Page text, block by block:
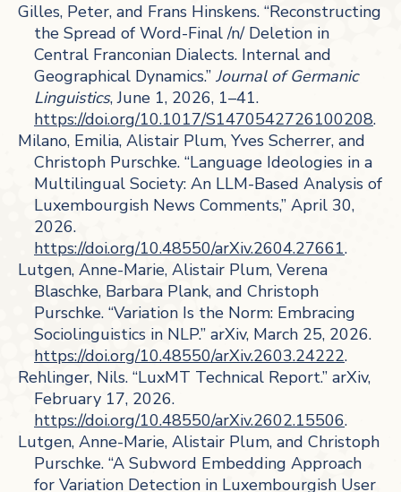
Gilles, Peter, and Frans Hinskens. “Reconstructing
the Spread of Word-Final /n/ Deletion in
Central Franconian Dialects. Internal and
Geographical Dynamics.” Journal of Germanic
Linguistics, June 1, 2026, 1–41.
https://doi.org/10.1017/S1470542726100208.
Milano, Emilia, Alistair Plum, Yves Scherrer, and
Christoph Purschke. “Language Ideologies in a
Multilingual Society: An LLM-Based Analysis of
Luxembourgish News Comments,” April 30,
2026.
https://doi.org/10.48550/arXiv.2604.27661.
Lutgen, Anne-Marie, Alistair Plum, Verena
Blaschke, Barbara Plank, and Christoph
Purschke. “Variation Is the Norm: Embracing
Sociolinguistics in NLP.” arXiv, March 25, 2026.
https://doi.org/10.48550/arXiv.2603.24222.
Rehlinger, Nils. “LuxMT Technical Report.” arXiv,
February 17, 2026.
https://doi.org/10.48550/arXiv.2602.15506.
Lutgen, Anne-Marie, Alistair Plum, and Christoph
Purschke. “A Subword Embedding Approach
for Variation Detection in Luxembourgish User